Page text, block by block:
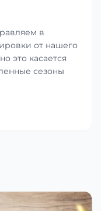
в
от нашего
это касается
сезоны